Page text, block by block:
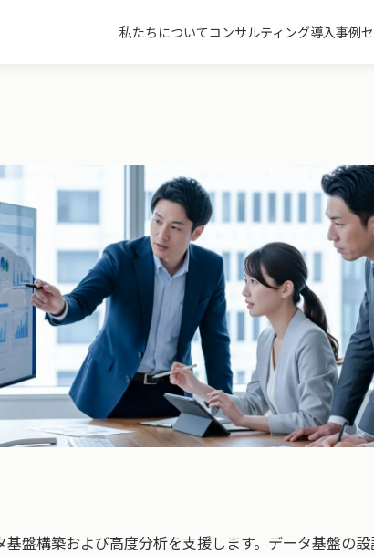
私たちについてコンサルティング導入事例
盤構築および高度分析を支援します。データ基盤の設